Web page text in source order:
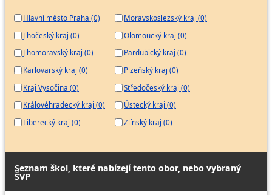
Hlavní město Praha (0)
Jihočeský kraj (0)
Jihomoravský kraj (0)
Karlovarský kraj (0)
Kraj Vysočina (0)
Královéhradecký kraj (0)
Liberecký kraj (0)
Moravskoslezský kraj (0)
Olomoucký kraj (0)
Pardubický kraj (0)
Plzeňský kraj (0)
Středočeský kraj (0)
Ústecký kraj (0)
Zlínský kraj (0)
Seznam škol, které nabízejí tento obor, nebo vybraný
ŠVP